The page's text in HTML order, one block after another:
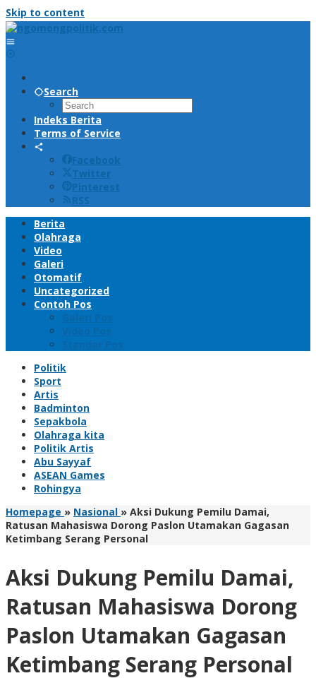
Skip to content
Search
Indeks Berita
Terms of Service
Facebook
Twitter
Pinterest
RSS
Berita
Olahraga
Video
Galeri
Otomatif
Uncategorized
Contoh Pos
Galeri Pos
Video Pos
Standar Pos
Politik
Sport
Artis
Badminton
Sepakbola
Olahraga kita
Politik Artis
Abu Sayyaf
ASEAN Games
Rohingya
Homepage » Nasional » Aksi Dukung Pemilu Damai,
Ratusan Mahasiswa Dorong Paslon Utamakan Gagasan
Ketimbang Serang Personal
Aksi Dukung Pemilu Damai,
Ratusan Mahasiswa Dorong
Paslon Utamakan Gagasan
Ketimbang Serang Personal